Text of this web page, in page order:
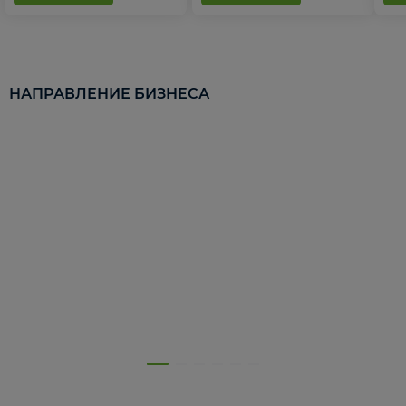
НАПРАВЛЕНИЕ БИЗНЕСА